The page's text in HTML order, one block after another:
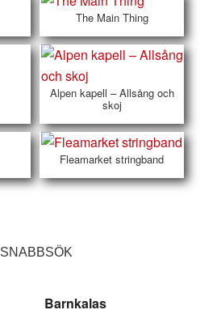
The Main Thing
Alpen kapell – Allsång och
skoj
Fleamarket stringband
SNABBSÖK
Barnkalas